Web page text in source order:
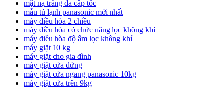
mặt nạ trắng da cấp tốc
mẫu tủ lạnh panasonic mới nhất
máy điều hòa 2 chiều
máy điều hòa có chức năng lọc không khí
máy điều hòa độ ẩm lọc không khí
máy giặt 10 kg
máy giặt cho gia đình
máy giặt cửa đứng
máy giặt cửa ngang panasonic 10kg
máy giặt cửa trên 9kg